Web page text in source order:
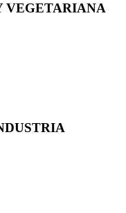
VEGETARIANA